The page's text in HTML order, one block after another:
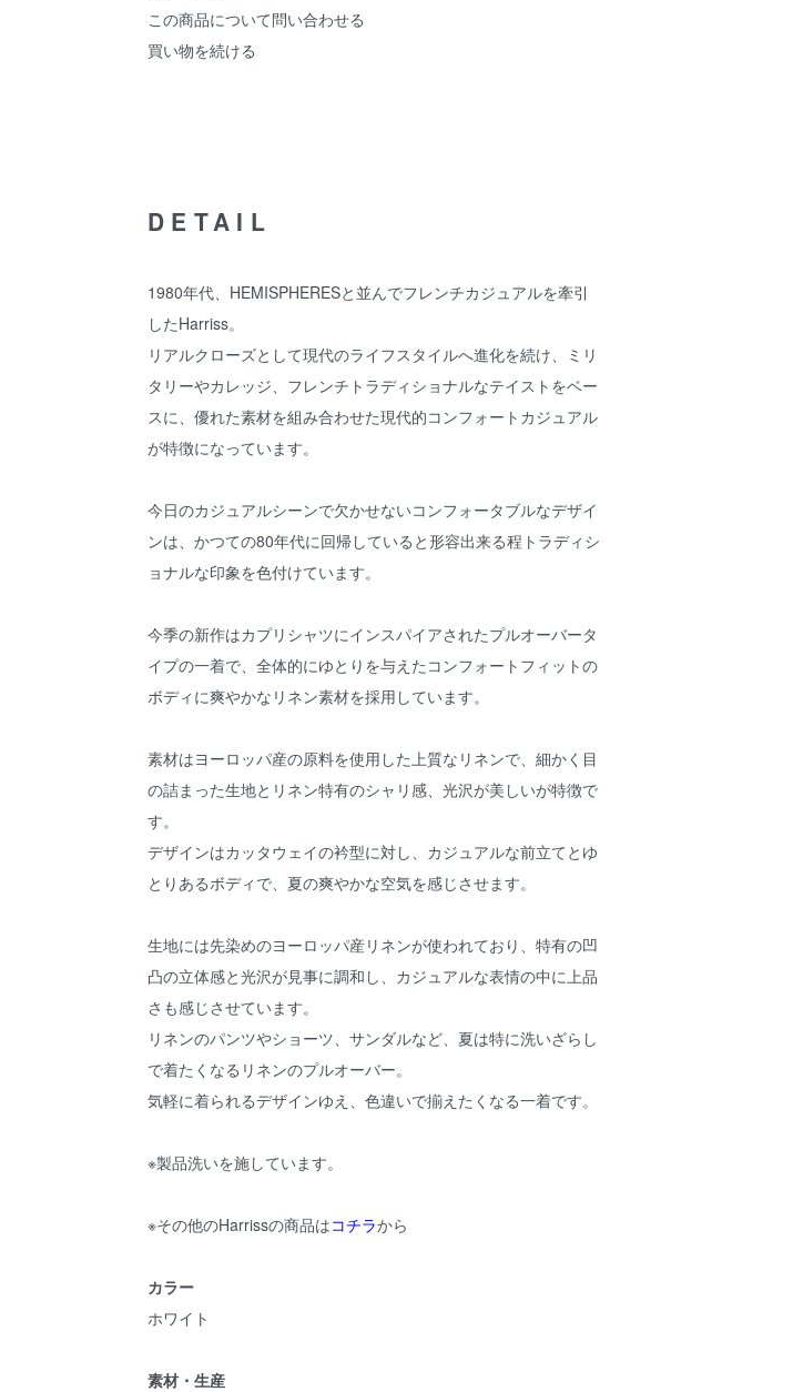
この商品について問い合わせる
買い物を続ける
DETAIL
1980年代、HEMISPHERESと並んでフレンチカジュアルを牽引
したHarriss。
リアルクローズとして現代のライフスタイルへ進化を続け、ミリ
タリーやカレッジ、フレンチトラディショナルなテイストをベー
スに、優れた素材を組み合わせた現代的コンフォートカジュアル
が特徴になっています。
今日のカジュアルシーンで欠かせないコンフォータブルなデザイ
ンは、かつての80年代に回帰していると形容出来る程トラディシ
ョナルな印象を色付けています。
今季の新作はカプリシャツにインスパイアされたプルオーバータ
イプの一着で、全体的にゆとりを与えたコンフォートフィットの
ボディに爽やかなリネン素材を採用しています。
素材はヨーロッパ産の原料を使用した上質なリネンで、細かく目
の詰まった生地とリネン特有のシャリ感、光沢が美しいが特徴で
す。
デザインはカッタウェイの衿型に対し、カジュアルな前立てとゆ
とりあるボディで、夏の爽やかな空気を感じさせます。
生地には先染めのヨーロッパ産リネンが使われており、特有の凹
凸の立体感と光沢が見事に調和し、カジュアルな表情の中に上品
さも感じさせています。
リネンのパンツやショーツ、サンダルなど、夏は特に洗いざらし
で着たくなるリネンのプルオーバー。
気軽に着られるデザインゆえ、色違いで揃えたくなる一着です。
※製品洗いを施しています。
※その他のHarrissの商品はコチラから
カラー
ホワイト
素材・生産